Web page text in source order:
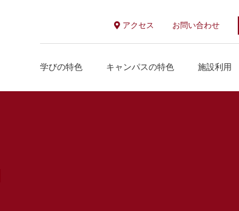
学びの特色 キャンパスの特色 施設利用
アクセス お問い合わせ